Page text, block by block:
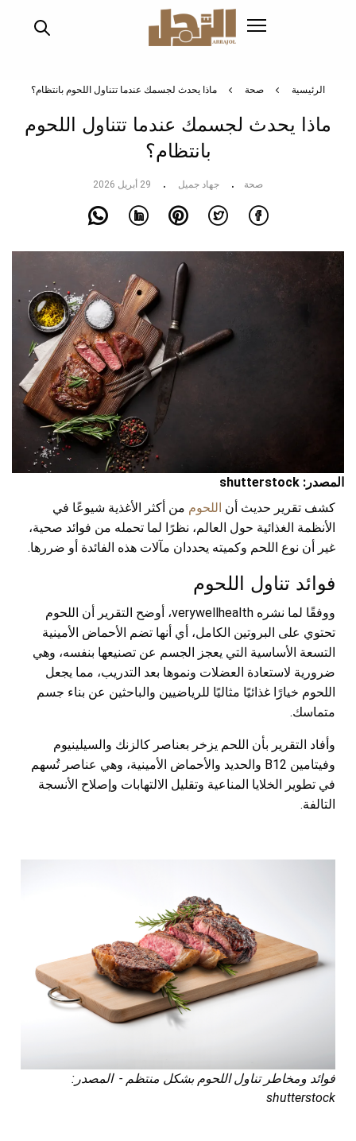
الرئيسية صحة ماذا يحدث لجسمك عندما تتناول اللحوم بانتظام؟
ماذا يحدث لجسمك عندما تتناول اللحوم
بانتظام؟
صحة جهاد جميل 29 أبريل 2026
المصدر: shutterstock
كشف تقرير حديث أن اللحوم من أكثر الأغذية شيوعًا في
الأنظمة الغذائية حول العالم، نظرًا لما تحمله من فوائد صحية،
غير أن نوع اللحم وكميته يحددان مآلات هذه الفائدة أو ضررها.
فوائد تناول اللحوم
ووفقًا لما نشره verywellhealth، أوضح التقرير أن اللحوم
تحتوي على البروتين الكامل، أي أنها تضم الأحماض الأمينية
التسعة الأساسية التي يعجز الجسم عن تصنيعها بنفسه، وهي
ضرورية لاستعادة العضلات ونموها بعد التدريب، مما يجعل
اللحوم خيارًا غذائيًا مثاليًا للرياضيين والباحثين عن بناء جسم
متماسك.
وأفاد التقرير بأن اللحم يزخر بعناصر كالزنك والسيلينيوم
وفيتامين B12 والحديد والأحماض الأمينية، وهي عناصر تُسهم
في تطوير الخلايا المناعية وتقليل الالتهابات وإصلاح الأنسجة
التالفة.
فوائد ومخاطر تناول اللحوم بشكل منتظم - المصدر:
shutterstock